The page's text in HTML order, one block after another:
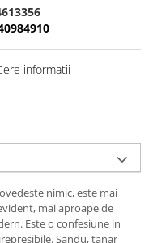
informatii
nimic, este mai
mai aproape de
Este o confesiune in
Sandu, tanar